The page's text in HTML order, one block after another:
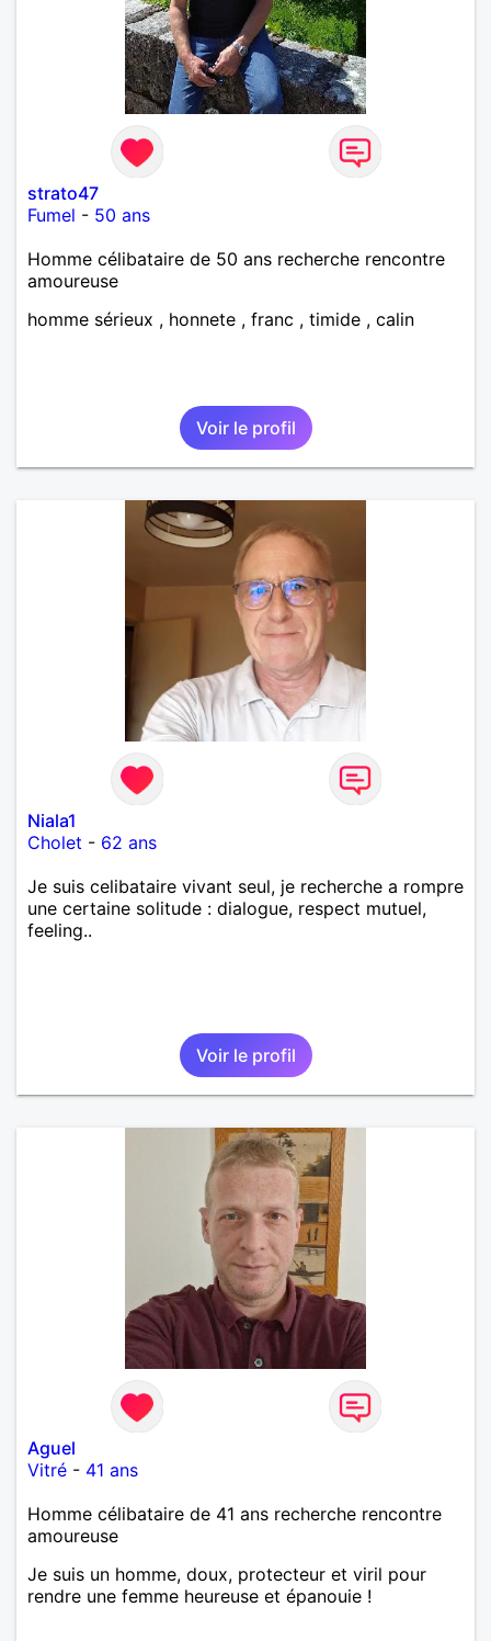
strato47
Fumel - 50 ans
Homme célibataire de 50 ans recherche rencontre
amoureuse
homme sérieux , honnete , franc , timide , calin
Voir le profil
Niala1
Cholet - 62 ans
Je suis celibataire vivant seul, je recherche a rompre
une certaine solitude : dialogue, respect mutuel,
feeling..
Voir le profil
Aguel
Vitré - 41 ans
Homme célibataire de 41 ans recherche rencontre
amoureuse
Je suis un homme, doux, protecteur et viril pour
rendre une femme heureuse et épanouie !